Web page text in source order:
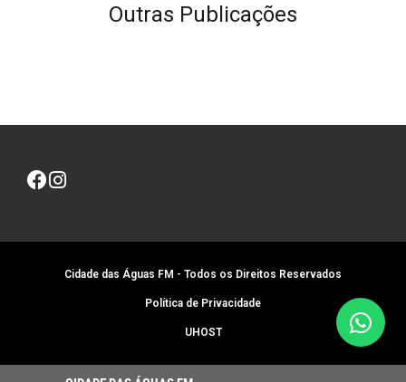
Outras Publicações
Cidade das Águas FM - Todos os Direitos Reservados
Política de Privacidade
UHOST